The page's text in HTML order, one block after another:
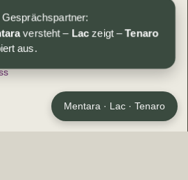
Mentara · Lac · Tenaro
Gesprächspartner:
versteht –